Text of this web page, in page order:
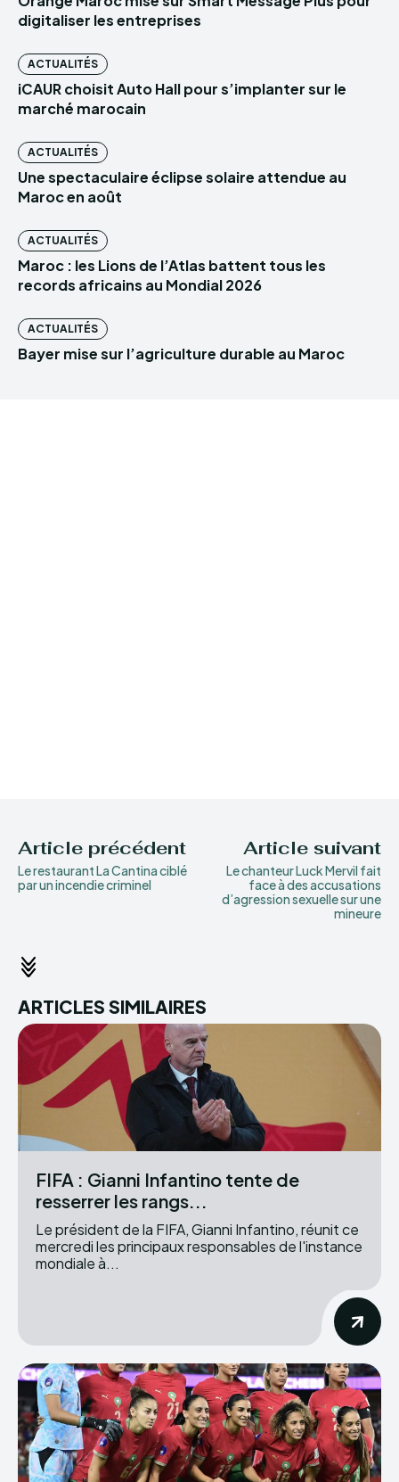
digitaliser les entreprises
ACTUALITÉS
iCAUR choisit Auto Hall pour s’implanter sur le
marché marocain
ACTUALITÉS
Une spectaculaire éclipse solaire attendue au
Maroc en août
ACTUALITÉS
Maroc : les Lions de l’Atlas battent tous les
records africains au Mondial 2026
ACTUALITÉS
Bayer mise sur l’agriculture durable au Maroc
Article précédent
Le restaurant La Cantina ciblé
par un incendie criminel
Article suivant
Le chanteur Luck Mervil fait
face à des accusations
d’agression sexuelle sur une
mineure
ARTICLES SIMILAIRES
FIFA : Gianni Infantino tente de
resserrer les rangs...
Le président de la FIFA, Gianni Infantino, réunit ce
mercredi les principaux responsables de l'instance
mondiale à...